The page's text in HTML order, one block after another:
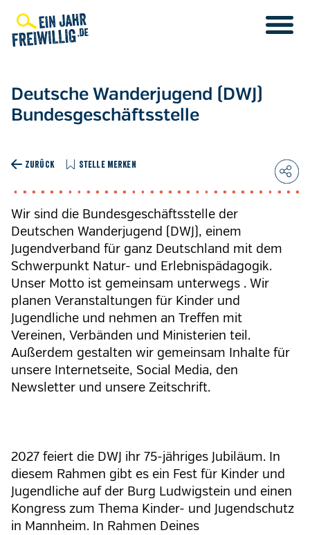
zum
Inhalt
Deutsche Wanderjugend (DWJ)
Bundesgeschäftsstelle
ZURÜCK STELLE MERKEN
Wir sind die Bundesgeschäftsstelle der
Deutschen Wanderjugend (DWJ), einem
Jugendverband für ganz Deutschland mit dem
Schwerpunkt Natur- und Erlebnispädagogik.
Unser Motto ist gemeinsam unterwegs . Wir
planen Veranstaltungen für Kinder und
Jugendliche und nehmen an Treffen mit
Vereinen, Verbänden und Ministerien teil.
Außerdem gestalten wir gemeinsam Inhalte für
unsere Internetseite, Social Media, den
Newsletter und unsere Zeitschrift.
2027 feiert die DWJ ihr 75-jähriges Jubiläum. In
diesem Rahmen gibt es ein Fest für Kinder und
Jugendliche auf der Burg Ludwigstein und einen
Kongress zum Thema Kinder- und Jugendschutz
in Mannheim. In Rahmen Deines